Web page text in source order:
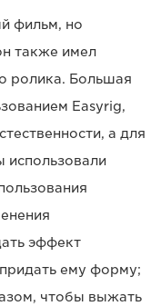
фильм, но
также имел
ролика. Большая
Easyrig,
а для
использовали
эффект
ему форму;
чтобы выжать